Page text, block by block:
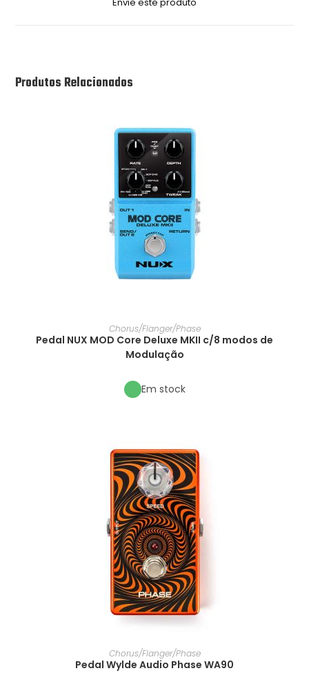
Produtos Relacionados
Chorus/Flanger/Phase
Pedal NUX MOD Core Deluxe MKII c/8 modos de
Modulação
Em stock
Chorus/Flanger/Phase
Pedal Wylde Audio Phase WA90